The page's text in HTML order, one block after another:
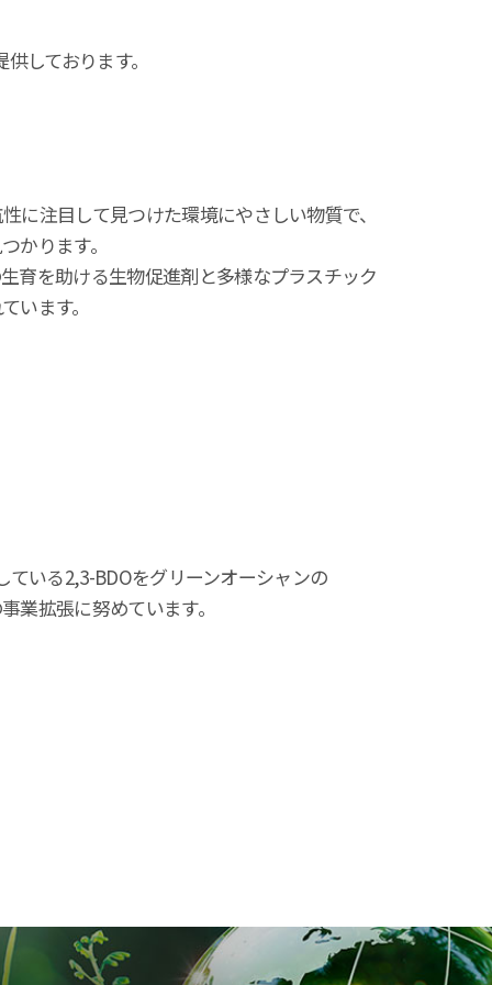
しております。
に注目して見つけた環境にやさしい物質で、
かります。
育を助ける生物促進剤と多様なプラスチック
います。
いる2,3-BDOをグリーンオーシャンの
業拡張に努めています。